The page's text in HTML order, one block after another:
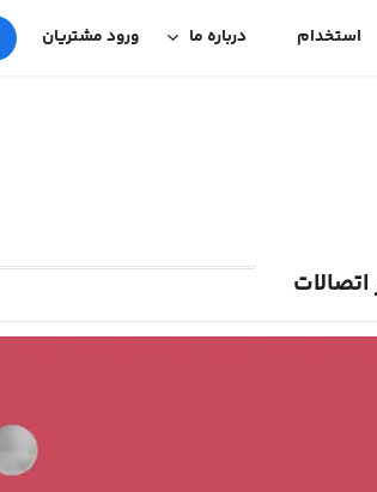
استخدام درباره ما ورود مشتریان